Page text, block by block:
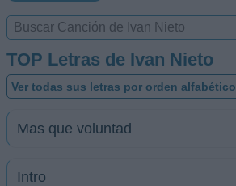
TOP Letras de Ivan Nieto
Ver todas sus letras por orden alfabético
Mas que voluntad
Intro